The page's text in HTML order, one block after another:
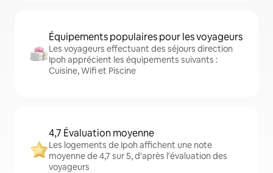
Équipements populaires pour les voyageurs
Les voyageurs effectuant des séjours direction
Ipoh apprécient les équipements suivants :
Cuisine, Wifi et Piscine
4,7 Évaluation moyenne
Les logements de Ipoh affichent une note
moyenne de 4,7 sur 5, d'après l'évaluation des
voyageurs